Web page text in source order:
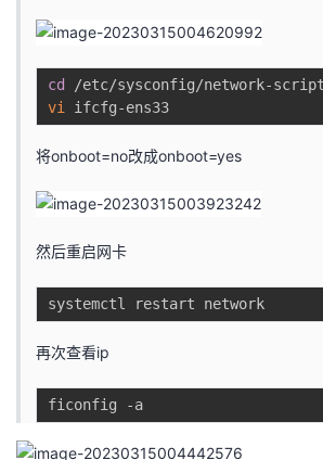
课
程
的
认
我
的
我
藏
术
支
持
云
声
建
议
cd
vi
ifcfg-ens33
将onboot=no改成onboot=yes
然后重启网卡
systemctl restart network
再次查看ip
ficonfig -a